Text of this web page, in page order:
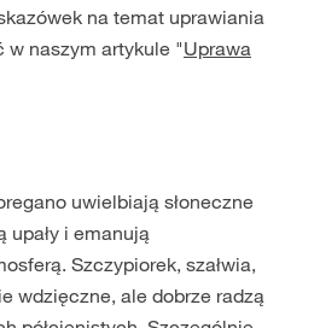
na temat uprawiania
w naszym artykule "Uprawa
uwielbiają słoneczne
upały i emanują
Szczypiorek, szałwia,
wdzięczne, ale dobrze radzą